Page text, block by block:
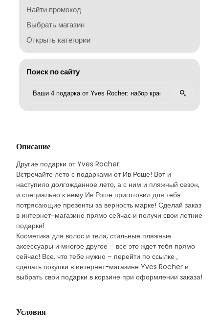
Найти промокод
Выбрать магазин
Открыть категории
Поиск по сайту
Описание
Другие подарки от Yves Rocher:
Встречайте лето с подарками от Ив Роше! Вот и
наступило долгожданное лето, а с ним и пляжный сезон,
и специально к нему Ив Роше приготовил для тебя
потрясающие презенты за верность марке! Сделай заказ
в интернет-магазине прямо сейчас и получи свои летние
подарки!
Косметика для волос и тела, стильные пляжные
аксессуары и многое другое – все это ждет тебя прямо
сейчас! Все, что тебе нужно – перейти по ссылке ,
сделать покупки в интернет-магазине Yves Rocher и
выбрать свои подарки в корзине при оформлении заказа!
Условия